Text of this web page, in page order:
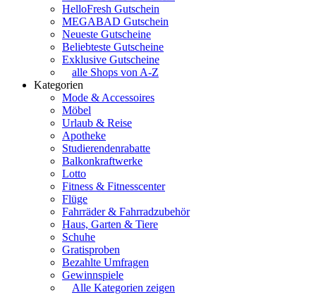
HelloFresh Gutschein
MEGABAD Gutschein
Neueste Gutscheine
Beliebteste Gutscheine
Exklusive Gutscheine
alle Shops von A-Z
Kategorien
Mode & Accessoires
Möbel
Urlaub & Reise
Apotheke
Studierendenrabatte
Balkonkraftwerke
Lotto
Fitness & Fitnesscenter
Flüge
Fahrräder & Fahrradzubehör
Haus, Garten & Tiere
Schuhe
Gratisproben
Bezahlte Umfragen
Gewinnspiele
Alle Kategorien zeigen